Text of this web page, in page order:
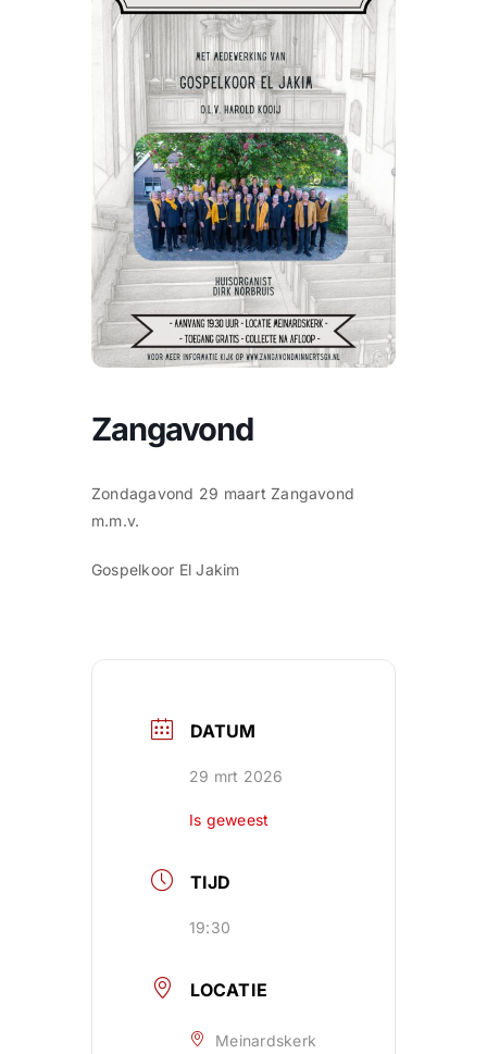
Zangavond
Zondagavond 29 maart Zangavond
m.m.v.
Gospelkoor El Jakim
DATUM
29 mrt 2026
Is geweest
TIJD
19:30
LOCATIE
Meinardskerk